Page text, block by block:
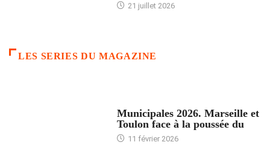
21 juillet 2026
LES SERIES DU MAGAZINE
Municipales 2026. Marseille et
Toulon face à la poussée du
11 février 2026